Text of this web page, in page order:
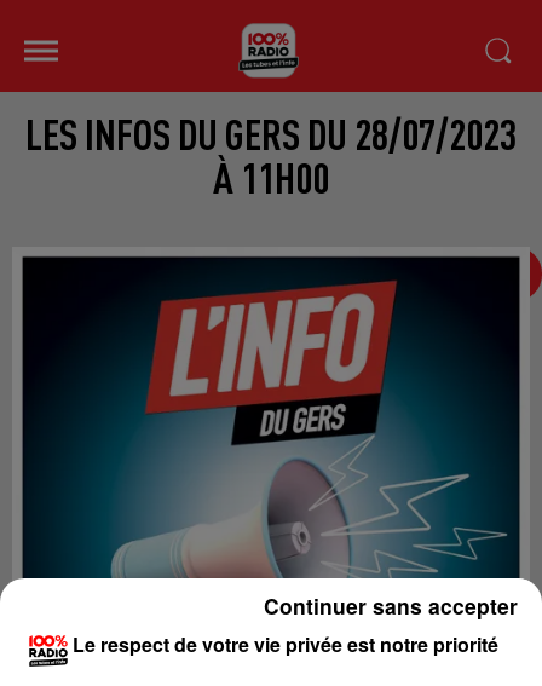
LES INFOS DU GERS DU 28/07/2023
À 11H00
Le respect de votre vie privée est notre priorité
Continuer sans accepter